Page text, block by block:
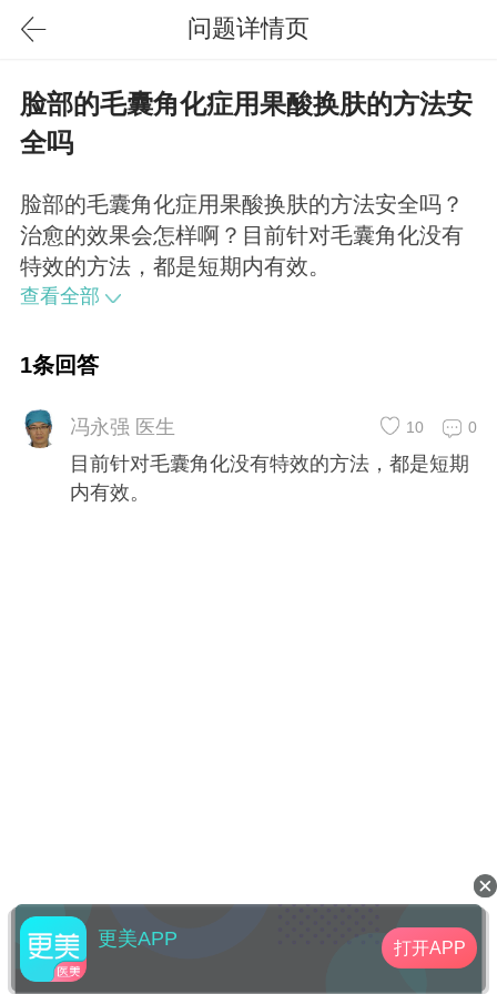
问题详情页
脸部的毛囊角化症用果酸换肤的方法安
全吗
脸部的毛囊角化症用果酸换肤的方法安全吗？
治愈的效果会怎样啊？目前针对毛囊角化没有
特效的方法，都是短期内有效。
查看全部
1条回答
冯永强 医生 0
10
目前针对毛囊角化没有特效的方法，都是短期
内有效。
更美APP 打开APP